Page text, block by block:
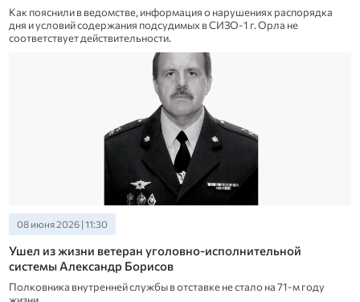
Как пояснили в ведомстве, информация о нарушениях распорядка
дня и условий содержания подсудимых в СИЗО-1 г. Орла не
соответствует действительности.
08 июня 2026 | 11:30
Ушел из жизни ветеран уголовно-исполнительной
системы Александр Борисов
Полковника внутренней службы в отставке не стало на 71-м году